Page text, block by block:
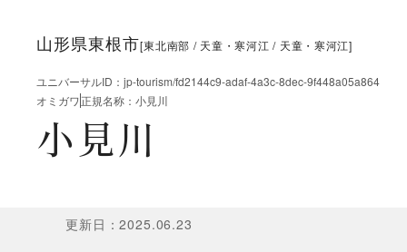
山形県東根市[東北南部 天童・寒河江 天童・寒河江]
ユニバーサルID ： jp-tourism/fd2144c9-adaf-4a3c-8dec-9f448a05a864
オミガワ正規名称 ： 小見川
小見川
更新日 ：2025.06.23